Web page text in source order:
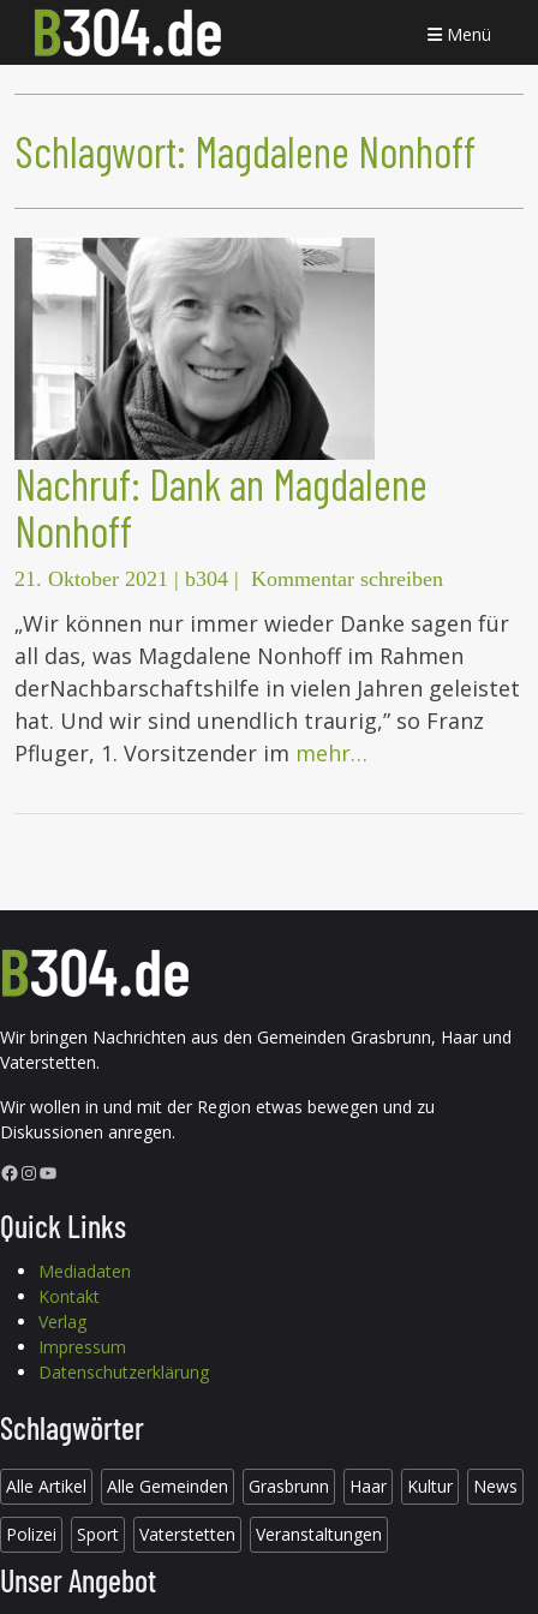
Menü
Schlagwort: Magdalene Nonhoff
Nachruf: Dank an Magdalene
Nonhoff
21. Oktober 2021 | b304 | Kommentar schreiben
„Wir können nur immer wieder Danke sagen für
all das, was Magdalene Nonhoff im Rahmen
derNachbarschaftshilfe in vielen Jahren geleistet
hat. Und wir sind unendlich traurig,” so Franz
Pfluger, 1. Vorsitzender im mehr…
Wir bringen Nachrichten aus den Gemeinden Grasbrunn, Haar und
Vaterstetten.
Wir wollen in und mit der Region etwas bewegen und zu
Diskussionen anregen.
Facebook InstagramYouTube
Quick Links
Mediadaten
Kontakt
Verlag
Impressum
Datenschutzerklärung
Schlagwörter
Alle Artikel Alle Gemeinden Grasbrunn Haar Kultur News
Polizei Sport Vaterstetten Veranstaltungen
Unser Angebot